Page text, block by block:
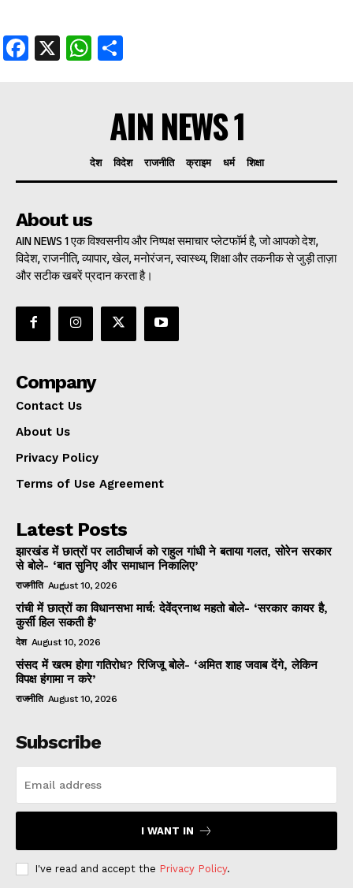
Facebook
X WhatsApp
AIN NEWS 1
देश विदेश राजनीति क्राइम धर्म शिक्षा
About us
AIN NEWS 1 एक विश्वसनीय और निष्पक्ष समाचार प्लेटफॉर्म है, जो आपको देश,
विदेश, राजनीति, व्यापार, खेल, मनोरंजन, स्वास्थ्य, शिक्षा और तकनीक से जुड़ी ताज़ा
और सटीक खबरें प्रदान करता है।
Company
Contact Us
About Us
Privacy Policy
Terms of Use Agreement
Latest Posts
झारखंड में छात्रों पर लाठीचार्ज को राहुल गांधी ने बताया गलत, सोरेन सरकार
से बोले- ‘बात सुनिए और समाधान निकालिए’
राजनीति August 10, 2026
रांची में छात्रों का विधानसभा मार्च: देवेंद्रनाथ महतो बोले- ‘सरकार कायर है,
कुर्सी हिल सकती है’
देश August 10, 2026
संसद में खत्म होगा गतिरोध? रिजिजू बोले- ‘अमित शाह जवाब देंगे, लेकिन
विपक्ष हंगामा न करे’
राजनीति August 10, 2026
Subscribe
I WANT IN
I've read and accept the Privacy Policy.